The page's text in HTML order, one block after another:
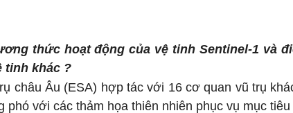
thức hoạt động của vệ tinh Sentinel-1 và
tinh khác ?
châu Âu (ESA) hợp tác với 16 cơ quan vũ trụ
với các thảm họa thiên nhiên phục vụ mục tiêu